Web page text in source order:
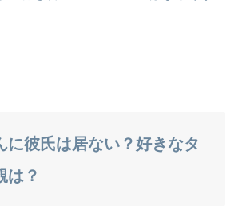
に彼氏は居ない？好きなタ
は？